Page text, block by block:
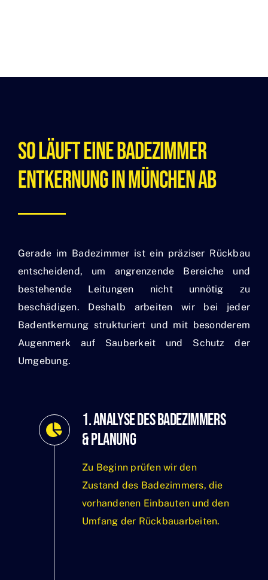
So Läuft Eine Badezimmer
Entkernung In München Ab
Gerade im Badezimmer ist ein präziser Rückbau
entscheidend, um angrenzende Bereiche und
bestehende Leitungen nicht unnötig zu
beschädigen. Deshalb arbeiten wir bei jeder
Badentkernung strukturiert und mit besonderem
Augenmerk auf Sauberkeit und Schutz der
Umgebung.
1. Analyse des Badezimmers
& Planung
Zu Beginn prüfen wir den
Zustand des Badezimmers, die
vorhandenen Einbauten und den
Umfang der Rückbauarbeiten.